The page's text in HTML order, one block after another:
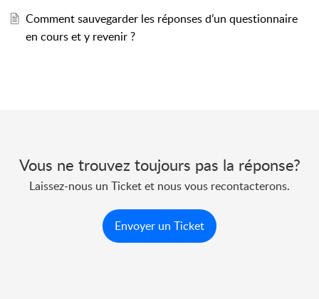
Comment sauvegarder les réponses d’un questionnaire
en cours et y revenir ?
Vous ne trouvez toujours pas la réponse?
Laissez-nous un Ticket et nous vous recontacterons.
Envoyer un Ticket